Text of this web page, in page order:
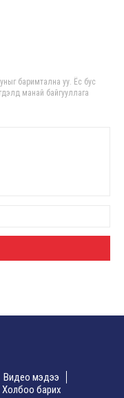
баримтална уу. Ёс бус
манай байгууллага
Видео мэдээ
Холбоо барих